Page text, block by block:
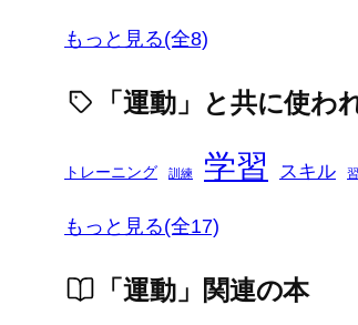
もっと見る(全8)
「運動」と共に使わ
トレーニング 訓練 学習 スキル
もっと見る(全17)
「運動」関連の本